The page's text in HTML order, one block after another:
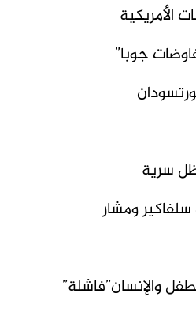
الأمريكية
جوبا”
سرية
ومشار
والإنسان”فاشلة”